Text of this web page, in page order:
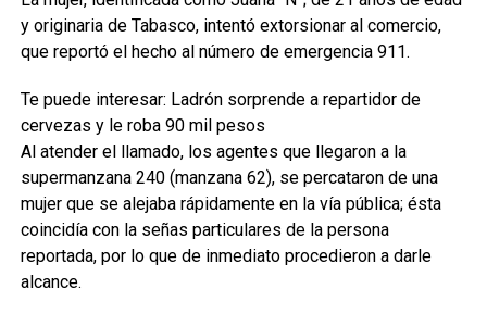
y originaria de Tabasco, intentó extorsionar al comercio,
que reportó el hecho al número de emergencia 911.
Te puede interesar: Ladrón sorprende a repartidor de
cervezas y le roba 90 mil pesos
Al atender el llamado, los agentes que llegaron a la
supermanzana 240 (manzana 62), se percataron de una
mujer que se alejaba rápidamente en la vía pública; ésta
coincidía con la señas particulares de la persona
reportada, por lo que de inmediato procedieron a darle
alcance.